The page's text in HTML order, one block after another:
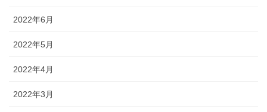
2022年6月
2022年5月
2022年4月
2022年3月